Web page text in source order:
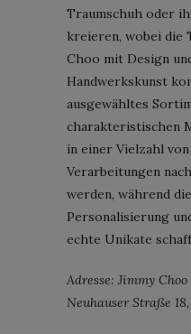
Traumschuh oder
kreieren, wobei die
Choo mit Design
Handwerkskunst
ausgewähltes
charakteristischen
in einer Vielzahl
Verarbeitungen
werden, während
Personalisierung
echte Unikate
Adresse: Jimmy
Neuhauser Straße